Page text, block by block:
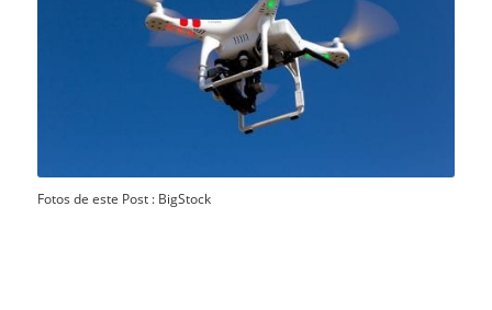
Fotos de este Post : BigStock